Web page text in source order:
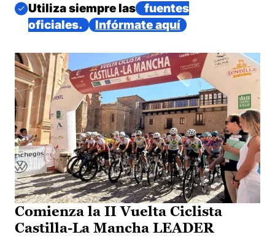
Imagen
Utiliza siempre las
fuentes
oficiales.
Infórmate aquí
Comienza la II Vuelta Ciclista
Castilla-La Mancha LEADER